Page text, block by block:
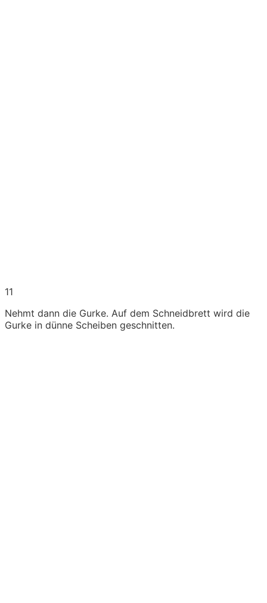
11
Nehmt dann die Gurke. Auf dem Schneidbrett wird die
Gurke in dünne Scheiben geschnitten.